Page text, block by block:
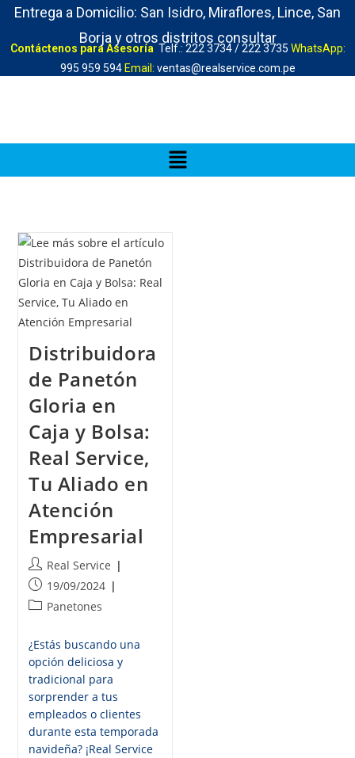
Entrega a Domicilio: San Isidro, Miraflores, Lince, San
Borja y otros distritos consultar
Contáctenos para Asesoría Telf.: 222 3734 / 222 3735 WhatsApp:
995 959 594 Email: ventas@realservice.com.pe
Distribuidora
de Panetón
Gloria en
Caja y Bolsa:
Real Service,
Tu Aliado en
Atención
Empresarial
Real Service
19/09/2024
Panetones
¿Estás buscando una
opción deliciosa y
tradicional para
sorprender a tus
empleados o clientes
durante esta temporada
navideña? ¡Real Service